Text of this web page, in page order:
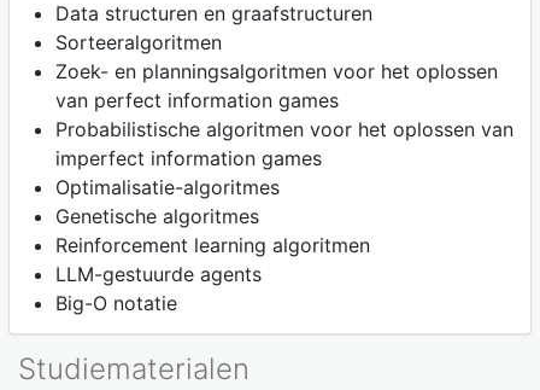
Data structuren en graafstructuren
Sorteeralgoritmen
Zoek- en planningsalgoritmen voor het oplossen
van perfect information games
Probabilistische algoritmen voor het oplossen van
imperfect information games
Optimalisatie-algoritmes
Genetische algoritmes
Reinforcement learning algoritmen
LLM-gestuurde agents
Big-O notatie
Studiematerialen